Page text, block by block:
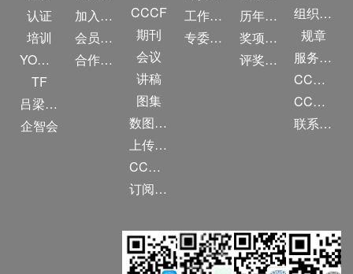
认证
培训
YOCSEF
TF
吕梁振兴
企智会
加入CCF
会员交费
合作伙伴
CCCF
期刊
会议
讲稿
图集
数图编审委员会
上传/发布作品
CCF DL Focus
订阅《计算》
工作问答
专委名单
历年获奖名单
奖项推荐
评奖条例
组织机构
规章
服务项目
CCF大事记
CCF创建60周年
联系我们